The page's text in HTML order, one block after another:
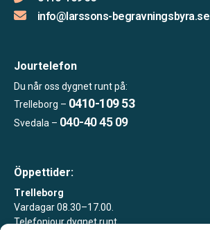
info@larssons-begravningsbyra.se
Jourtelefon
Du når oss dygnet runt på:
Trelleborg – 0410-109 53
Svedala – 040-40 45 09
Öppettider:
Trelleborg
Vardagar 08.30–17.00.
Telefonjour dygnet runt.